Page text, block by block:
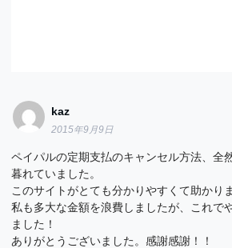
kaz
2015年9月9日
ペイパルの定期支払のキャンセル方法、全
暮れていました。
このサイトがとても分かりやすくて助かり
私も多大な金額を浪費しましたが、これで
ました！
ありがとうございました。感謝感謝！！